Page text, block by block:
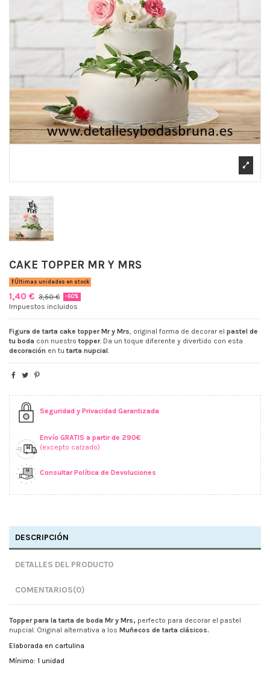
CAKE TOPPER MR Y MRS
Últimas unidades en stock
1,40 € 3,50 € -60%
Impuestos incluidos
Figura de tarta cake topper Mr y Mrs, original forma de decorar el pastel de
tu boda con nuestro topper. Da un toque diferente y divertido con esta
decoración en tu tarta nupcial.
Seguridad y Privacidad Garantizada
Envío GRATIS a partir de 290€
(excepto calzado)
Consultar Política de Devoluciones
DESCRIPCIÓN
DETALLES DEL PRODUCTO
COMENTARIOS(0)
Topper para la tarta de boda Mr y Mrs, perfecto para decorar el pastel
nupcial. Original alternativa a los Muñecos de tarta clásicos.
Elaborada en cartulina
Mínimo: 1 unidad